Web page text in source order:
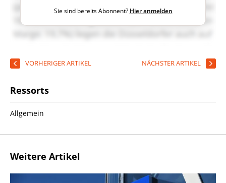
Sie sind bereits Abonnent? Hier anmelden
VORHERIGER ARTIKEL NÄCHSTER ARTIKEL
Ressorts
Allgemein
Weitere Artikel